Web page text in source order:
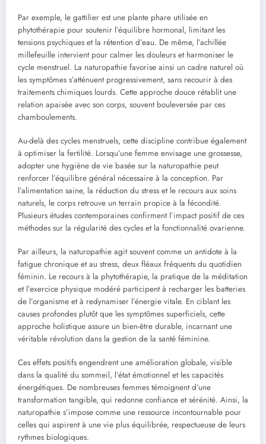
Par exemple, le gattilier est une plante phare utilisée en
phytothérapie pour soutenir l’équilibre hormonal, limitant les
tensions psychiques et la rétention d’eau. De même, l’achillée
millefeuille intervient pour calmer les douleurs et harmoniser le
cycle menstruel. La naturopathie favorise ainsi un cadre naturel où
les symptômes s’atténuent progressivement, sans recourir à des
traitements chimiques lourds. Cette approche douce rétablit une
relation apaisée avec son corps, souvent bouleversée par ces
chamboulements.
Au-delà des cycles menstruels, cette discipline contribue également
à optimiser la fertilité. Lorsqu’une femme envisage une grossesse,
adopter une hygiène de vie basée sur la naturopathie peut
renforcer l’équilibre général nécessaire à la conception. Par
l’alimentation saine, la réduction du stress et le recours aux soins
naturels, le corps retrouve un terrain propice à la fécondité.
Plusieurs études contemporaines confirment l’impact positif de ces
méthodes sur la régularité des cycles et la fonctionnalité ovarienne.
Par ailleurs, la naturopathie agit souvent comme un antidote à la
fatigue chronique et au stress, deux fléaux fréquents du quotidien
féminin. Le recours à la phytothérapie, la pratique de la méditation
et l’exercice physique modéré participent à recharger les batteries
de l’organisme et à redynamiser l’énergie vitale. En ciblant les
causes profondes plutôt que les symptômes superficiels, cette
approche holistique assure un bien-être durable, incarnant une
véritable révolution dans la gestion de la santé féminine.
Ces effets positifs engendrent une amélioration globale, visible
dans la qualité du sommeil, l’état émotionnel et les capacités
énergétiques. De nombreuses femmes témoignent d’une
transformation tangible, qui redonne confiance et sérénité. Ainsi, la
naturopathie s’impose comme une ressource incontournable pour
celles qui aspirent à une vie plus équilibrée, respectueuse de leurs
rythmes biologiques.